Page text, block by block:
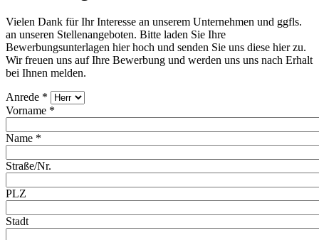
Vielen Dank für Ihr Interesse an unserem Unternehmen und ggfls.
an unseren Stellenangeboten. Bitte laden Sie Ihre
Bewerbungsunterlagen hier hoch und senden Sie uns diese hier zu.
Wir freuen uns auf Ihre Bewerbung und werden uns uns nach Erhalt
bei Ihnen melden.
Anrede *
Vorname *
Name *
Straße/Nr.
PLZ
Stadt